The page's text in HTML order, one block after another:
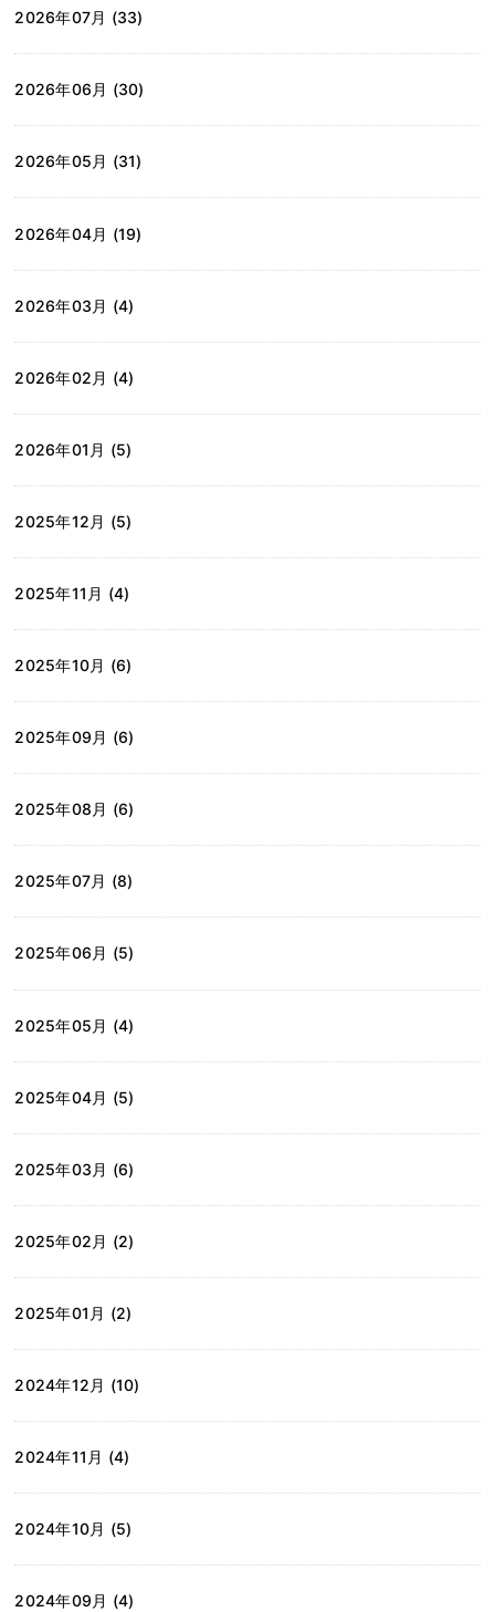
2026年07月 (33)
2026年06月 (30)
2026年05月 (31)
2026年04月 (19)
2026年03月 (4)
2026年02月 (4)
2026年01月 (5)
2025年12月 (5)
2025年11月 (4)
2025年10月 (6)
2025年09月 (6)
2025年08月 (6)
2025年07月 (8)
2025年06月 (5)
2025年05月 (4)
2025年04月 (5)
2025年03月 (6)
2025年02月 (2)
2025年01月 (2)
2024年12月 (10)
2024年11月 (4)
2024年10月 (5)
2024年09月 (4)